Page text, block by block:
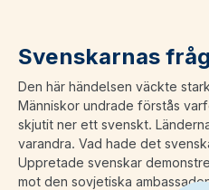
Svenskarnas
Den här händelsen väckte
Människor undrade förstås
skjutit ner ett svenskt.
varandra. Vad hade det
Uppretade svenskar
mot den sovjetiska